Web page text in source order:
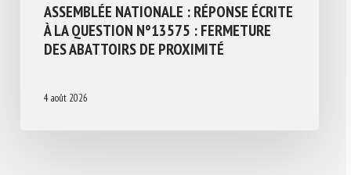
ASSEMBLÉE NATIONALE : RÉPONSE ÉCRITE
À LA QUESTION N°13575 : FERMETURE
DES ABATTOIRS DE PROXIMITÉ
4 août 2026